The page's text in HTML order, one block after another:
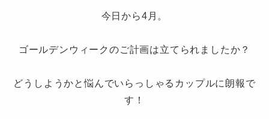
今日から4月。
ゴールデンウィークのご計画は立てられましたか？
どうしようかと悩んでいらっしゃるカップルに朗報で
す！